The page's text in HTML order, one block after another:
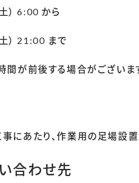
） 6:00 から
） 21:00 まで
が前後する場合がございま
にあたり、作業用の足場設置
合わせ先